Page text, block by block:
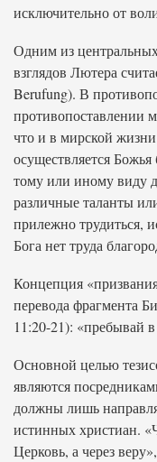
исключительно от
Одним из
взглядов Лютера
Berufung). В
противопоставлении
что и в мирской
осуществляется Божья
тому или иному виду
различные таланты
прилежно трудиться,
Бога нет труда
Концепция
перевода фрагмента
11:20-21): «пребывай
Основной целью
являются
должны лишь
истинных христиан.
Церковь, а через